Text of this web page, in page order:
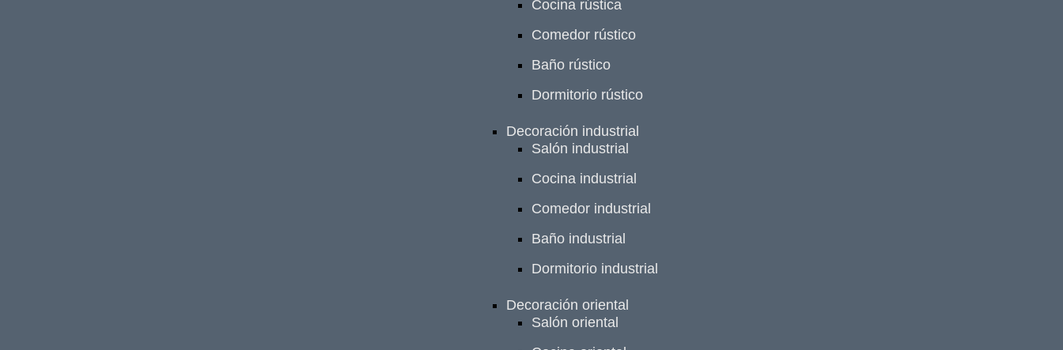
Cocina rústica
Comedor rústico
Baño rústico
Dormitorio rústico
Decoración industrial
Salón industrial
Cocina industrial
Comedor industrial
Baño industrial
Dormitorio industrial
Decoración oriental
Salón oriental